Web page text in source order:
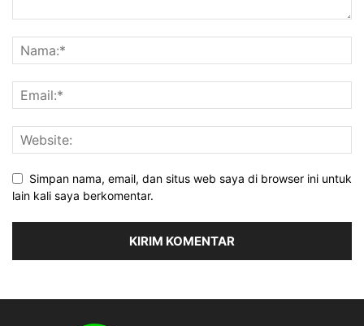
Simpan nama, email, dan situs web saya di browser ini untuk
lain kali saya berkomentar.